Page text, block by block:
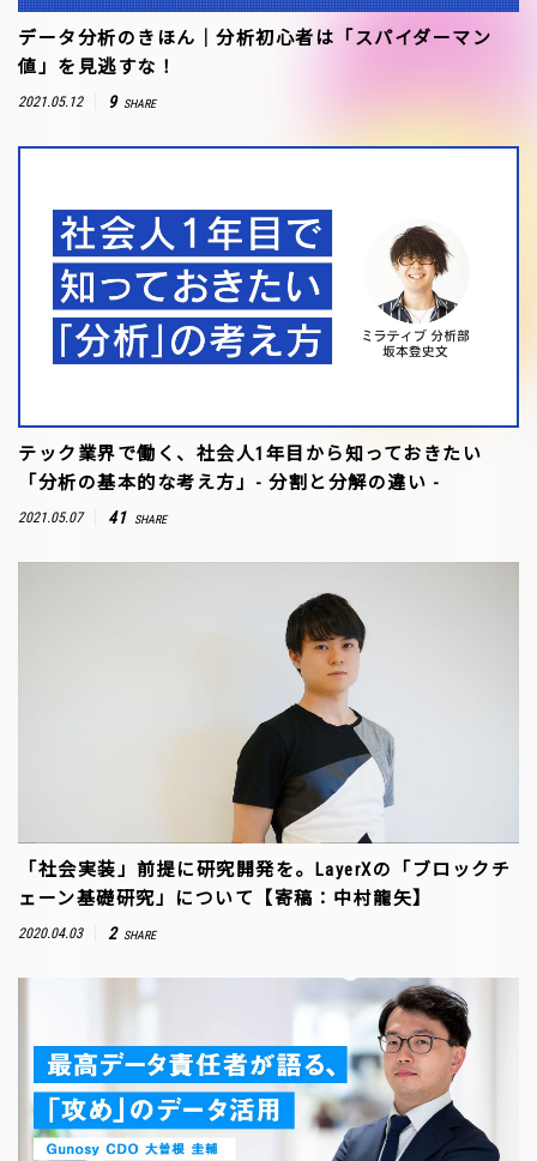
データ分析のきほん｜分析初心者は「スパイダーマン
値」を見逃すな！
2021.05.12 9 SHARE
テック業界で働く、社会人1年目から知っておきたい
「分析の基本的な考え方」- 分割と分解の違い -
2021.05.07 41 SHARE
「社会実装」前提に研究開発を。LayerXの「ブロックチ
ェーン基礎研究」について【寄稿：中村龍矢】
2020.04.03 2 SHARE